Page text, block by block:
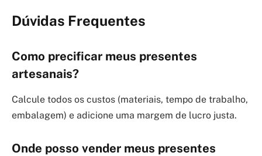
Dúvidas Frequentes
Como precificar meus presentes
artesanais?
Calcule todos os custos (materiais, tempo de trabalho,
embalagem) e adicione uma margem de lucro justa.
Onde posso vender meus presentes